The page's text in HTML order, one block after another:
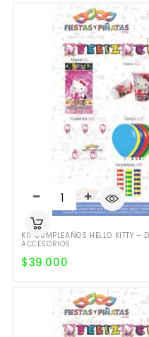
KIT CUMPLEAÑOS HELLO KITTY –
ACCESORIOS
$39.000